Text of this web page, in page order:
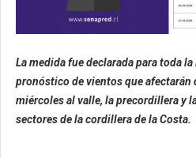
La medida fue declarada para toda
pronóstico de vientos que afectarán
miércoles al valle, la precordillera y
sectores de la cordillera de la Costa.